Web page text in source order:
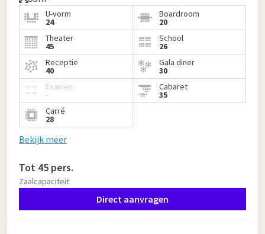
U-vorm
24
Boardroom
20
Theater
45
School
26
Receptie
40
Gala diner
30
Examen
-
Cabaret
35
Carré
28
Bekijk meer
Tot 45 pers.
Zaalcapaciteit
Direct aanvragen